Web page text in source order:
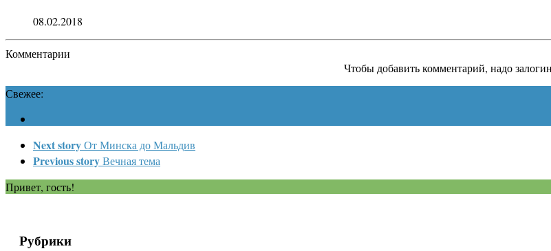
08.02.2018
Комментарии
Чтобы добавить комментарий, надо
Свежее:
Next storyОт Минска до Мальдив
Previous storyВечная тема
Привет, гость!
Рубрики